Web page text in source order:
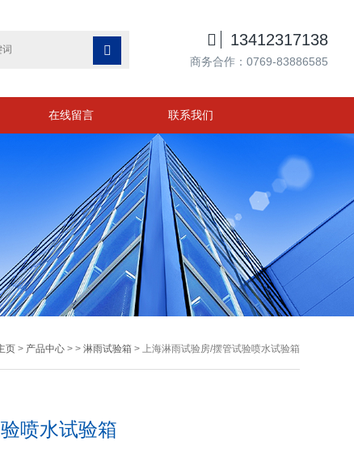

 13412317138
商务合作：0769-83886585
在线留言 联系我们
页> 产品中心> > 淋雨试验箱 > 上海淋雨试验房/摆管试验喷水试验箱
喷水试验箱